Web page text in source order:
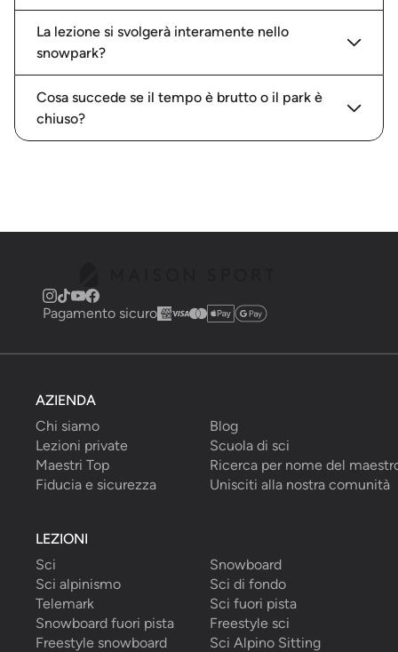
La lezione si svolgerà interamente nello
snowpark?
Cosa succede se il tempo è brutto o il park è
chiuso?
Pagamento sicuro
AZIENDA
Chi siamo
Blog
Lezioni private
Scuola di sci
Maestri Top
Ricerca per nome del
Fiducia e sicurezza
Unisciti alla nostra comunità
LEZIONI
Sci
Snowboard
Sci alpinismo
Sci di fondo
Telemark
Sci fuori pista
Snowboard fuori pista
Freestyle sci
Freestyle snowboard
Sci Alpino Sitting